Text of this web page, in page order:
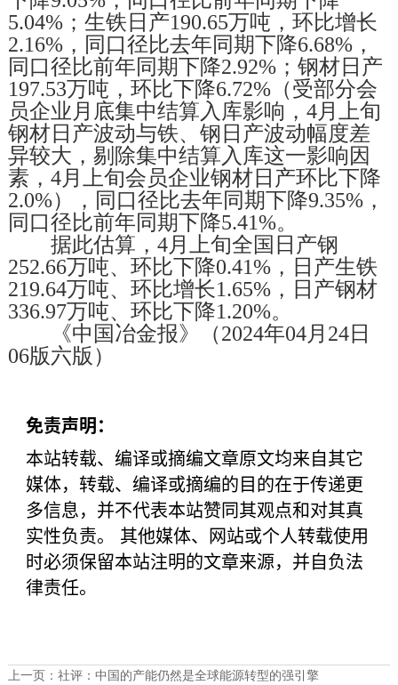
5.04%；生铁日产190.65万吨，环比增长
2.16%，同口径比去年同期下降6.68%，
同口径比前年同期下降2.92%；钢材日产
197.53万吨，环比下降6.72%（受部分会
员企业月底集中结算入库影响，4月上旬
钢材日产波动与铁、钢日产波动幅度差
异较大，剔除集中结算入库这一影响因
素，4月上旬会员企业钢材日产环比下降
2.0%），同口径比去年同期下降9.35%，
同口径比前年同期下降5.41%。
据此估算，4月上旬全国日产钢
252.66万吨、环比下降0.41%，日产生铁
219.64万吨、环比增长1.65%，日产钢材
336.97万吨、环比下降1.20%。
《中国冶金报》（2024年04月24日
06版六版）
免责声明：
本站转载、编译或摘编文章原文均来自其它
媒体，转载、编译或摘编的目的在于传递更
多信息，并不代表本站赞同其观点和对其真
实性负责。 其他媒体、网站或个人转载使用
时必须保留本站注明的文章来源，并自负法
律责任。
上一页： 社评：中国的产能仍然是全球能源转型的强引擎